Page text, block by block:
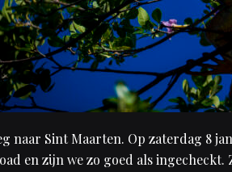
naar Sint Maarten. Op zaterdag 8
en zijn we zo goed als